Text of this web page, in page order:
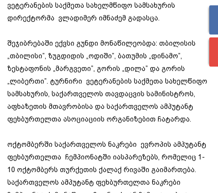
ვეტერანების საქმეთა სახელმწიფო სამსახურის
დირექტორმა ვლადიმერ იმნაძემ გადასცა.
შეჯიბრებაში ექვსი გუნდი მონაწილეობდა: თბილისის
„თბილისი”, ზუგდიდის „ოდიში”, ბათუმის „დინამო”,
ზესტაფონის „მარგვეთი”, გორის „დილა” და გორის
„ლიბერთი”. ტურნირი ვეტერანების საქმეთა სახელწიფო
სამსახურის, საქართველოს თავდაცვის სამინისტროს,
აფხაზეთის მთავრობისა და საქართველოს ამპუტანტ
ფეხბურთელთა ასოციაციის ორგანიზებით ჩატარდა.
ოქტომბერში საქართველოს ნაკრები ევროპის ამპუტანტ
ფეხბურთელთა ჩემპიონატში იასპარეზებს, რომელიც 1-
10 ოქტომბერს თურქეთის ქალაქ რივაში გაიმართება.
საქართველოს ამპუტანტ ფეხბურთელთა ნაკრები